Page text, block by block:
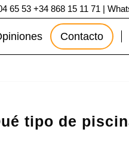
65 53 +34 868 15 11 71 |
Contacto
tipo de